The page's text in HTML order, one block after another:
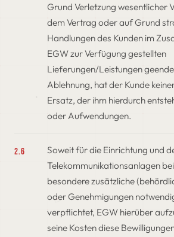
Grund Verletzung wesentlicher
dem Vertrag oder auf Grund
Handlungen des Kunden im
EGW zur Verfügung gestellten
Lieferungen/Leistungen
Ablehnung, hat der Kunde
Ersatz, der ihm hierdurch
oder Aufwendungen.
2.6
Soweit für die Einrichtung und
Telekommunikationsanlagen
besondere zusätzliche
oder Genehmigungen
verpflichtet, EGW hierüber
seine Kosten diese